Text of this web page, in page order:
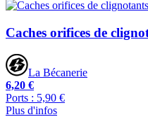
Caches orifices de
La Bécanerie
6,20 €
Ports : 5,90 €
Plus d'infos